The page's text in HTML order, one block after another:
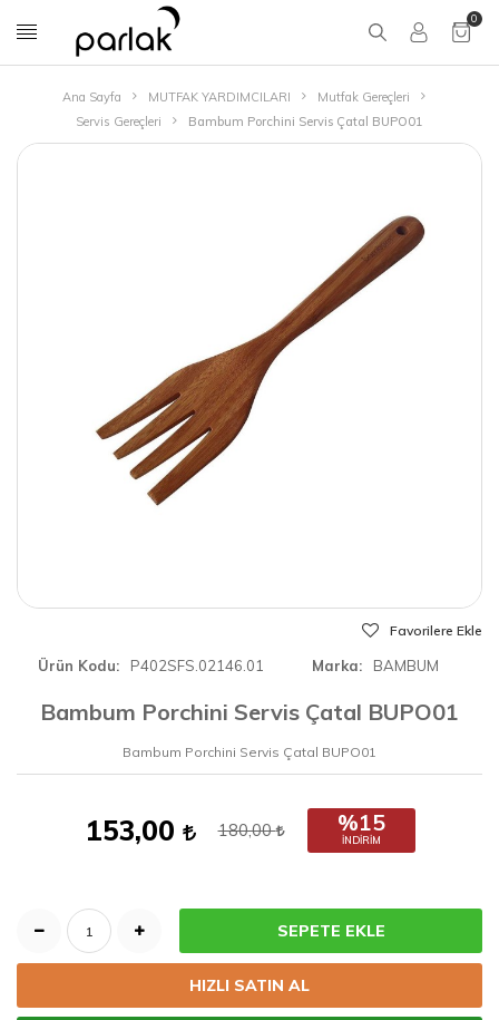
0
Ana Sayfa MUTFAK YARDIMCILARI
Mutfak Gereçleri
Servis Gereçleri
Bambum Porchini Servis Çatal BUPO01
Favorilere Ekle
Ürün Kodu P402SFS.02146.01 Marka BAMBUM
Bambum Porchini Servis Çatal BUPO01
Bambum Porchini Servis Çatal BUPO01
153,00 180,00 %15
İNDIRIM
SEPETE EKLE
HIZLI SATIN AL